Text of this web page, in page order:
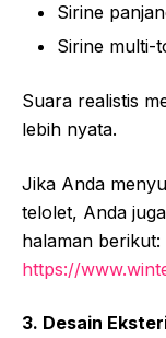
Sirine
Sirine multi-
Suara realistis
lebih nyata.
Jika Anda
telolet, Anda
halaman berikut:
https://
3. Desain